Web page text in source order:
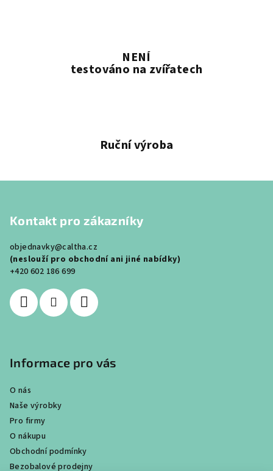
NENÍ
testováno na zvířatech
Ruční výroba
Kontakt pro zákazníky
objednavky@caltha.cz
(neslouží pro obchodní ani jiné nabídky)
+420 602 186 699
Informace pro vás
O nás
Naše výrobky
Pro firmy
O nákupu
Obchodní podmínky
Bezobalové prodejny